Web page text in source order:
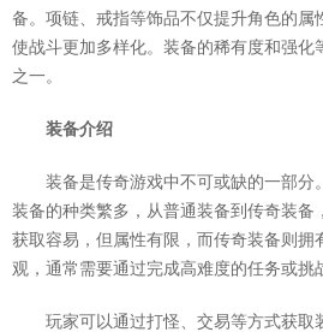
备。项链、戒指等饰品不仅提升角色的属
使战斗更加多样化。装备的稀有度和强化
之一。
装备介绍
装备是传奇游戏中不可或缺的一部分
装备的种类繁多，从普通装备到传奇装备
获取容易，但属性有限，而传奇装备则拥
观，通常需要通过完成高难度的任务或挑
玩家可以通过打怪、交易等方式获取